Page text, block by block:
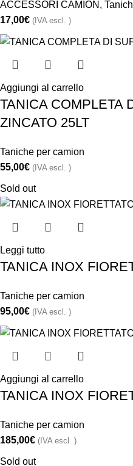
ACCESSORI CAMION ,
17,00€ (IVA escl. )
Aggiungi al carrello
TANICA COMPLETA
ZINCATO 25LT
Taniche per camion
55,00€ (IVA escl. )
Sold out
Leggi tutto
TANICA INOX
Taniche per camion
95,00€ (IVA escl. )
Aggiungi al carrello
TANICA INOX
Taniche per camion
185,00€ (IVA escl. )
Sold out